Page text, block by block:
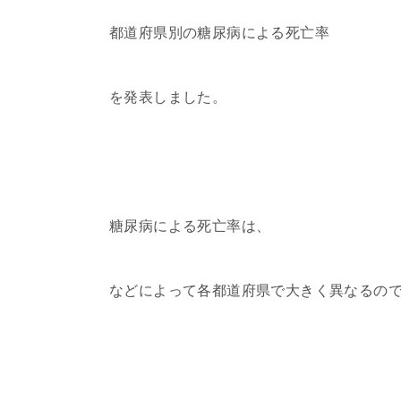
都道府県別の糖尿病による死亡率
を発表しました。
糖尿病による死亡率は、
などによって各都道府県で大きく異なるの